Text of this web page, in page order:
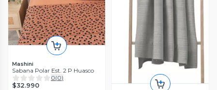
Mashini
Sabana Polar Est. 2 P Huasco
0(0)
$32.990